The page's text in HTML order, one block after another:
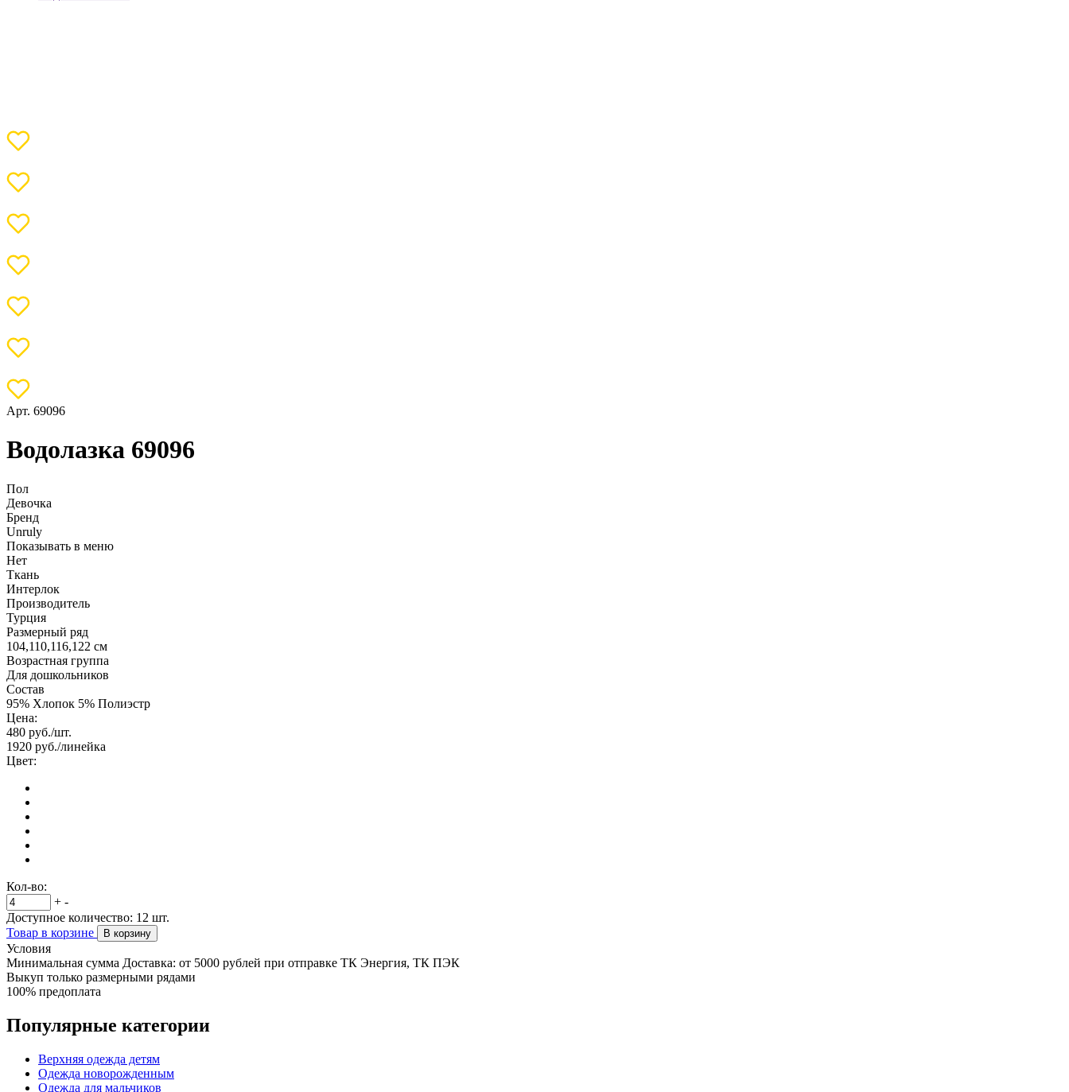
Арт. 69096
Водолазка 69096
Пол
Девочка
Бренд
Unruly
Показывать в меню
Нет
Ткань
Интерлок
Производитель
Турция
Размерный ряд
104,110,116,122 см
Возрастная группа
Для дошкольников
Состав
95% Хлопок 5% Полиэстр
Цена:
480 руб./шт.
1920 руб./линейка
Цвет:
Кол-во:
+ -
Доступное количество: 12 шт.
Товар в корзине
В корзину
Условия
Минимальная сумма Доставка: от 5000 рублей при отправке ТК Энергия, ТК ПЭК
Выкуп только размерными рядами
100% предоплата
Популярные категории
Верхняя одежда детям
Одежда новорожденным
Одежда для мальчиков